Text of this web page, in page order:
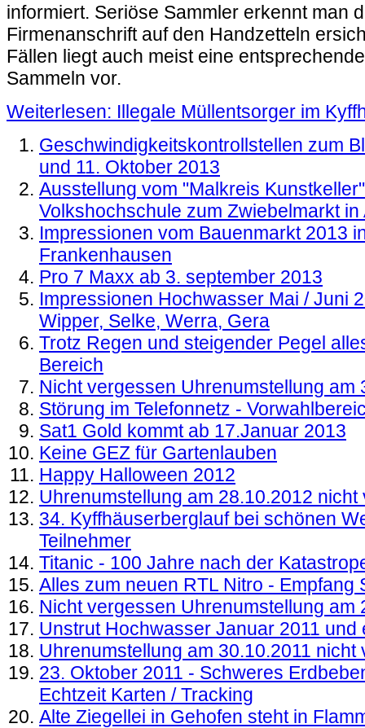
informiert. Seriöse Sammler erkennt man
Firmenanschrift auf den Handzetteln
Fällen liegt auch meist eine
Sammeln vor.
Weiterlesen: Illegale Müllentsorger im
Geschwindigkeitskontrollstellen zum
und 11. Oktober 2013
Ausstellung vom "Malkreis
Volkshochschule zum Zwiebelmarkt in
Impressionen vom Bauenmarkt 2013
Frankenhausen
Pro 7 Maxx ab 3. september 2013
Impressionen Hochwasser Mai / Juni
Wipper, Selke, Werra, Gera
Trotz Regen und steigender Pegel
Bereich
Nicht vergessen Uhrenumstellung am
Störung im Telefonnetz -
Sat1 Gold kommt ab 17.Januar 2013
Keine GEZ für Gartenlauben
Happy Halloween 2012
Uhrenumstellung am 28.10.2012 nicht
34. Kyffhäuserberglauf bei schönen
Teilnehmer
Titanic - 100 Jahre nach der
Alles zum neuen RTL Nitro - Empfang
Nicht vergessen Uhrenumstellung am
Unstrut Hochwasser Januar 2011 und
Uhrenumstellung am 30.10.2011 nicht
23. Oktober 2011 - Schweres
Echtzeit Karten / Tracking
Alte Ziegellei in Gehofen steht in